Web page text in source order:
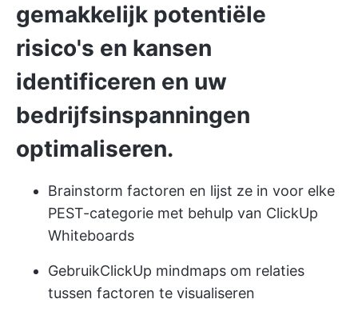
gemakkelijk potentiële
risico's en kansen
identificeren en uw
bedrijfsinspanningen
optimaliseren.
Brainstorm factoren en lijst ze in voor elke
PEST-categorie met behulp van ClickUp
Whiteboards
GebruikClickUp mindmaps om relaties
tussen factoren te visualiseren